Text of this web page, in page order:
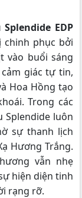
EDP
phục bởi
vào buổi sáng
giác tự tin,
Hoa Hồng tạo
Trong các
Splendide luôn
sự thanh lịch
Hương Trắng.
vẫn nhẹ
hiện diện tinh
rạng rỡ.